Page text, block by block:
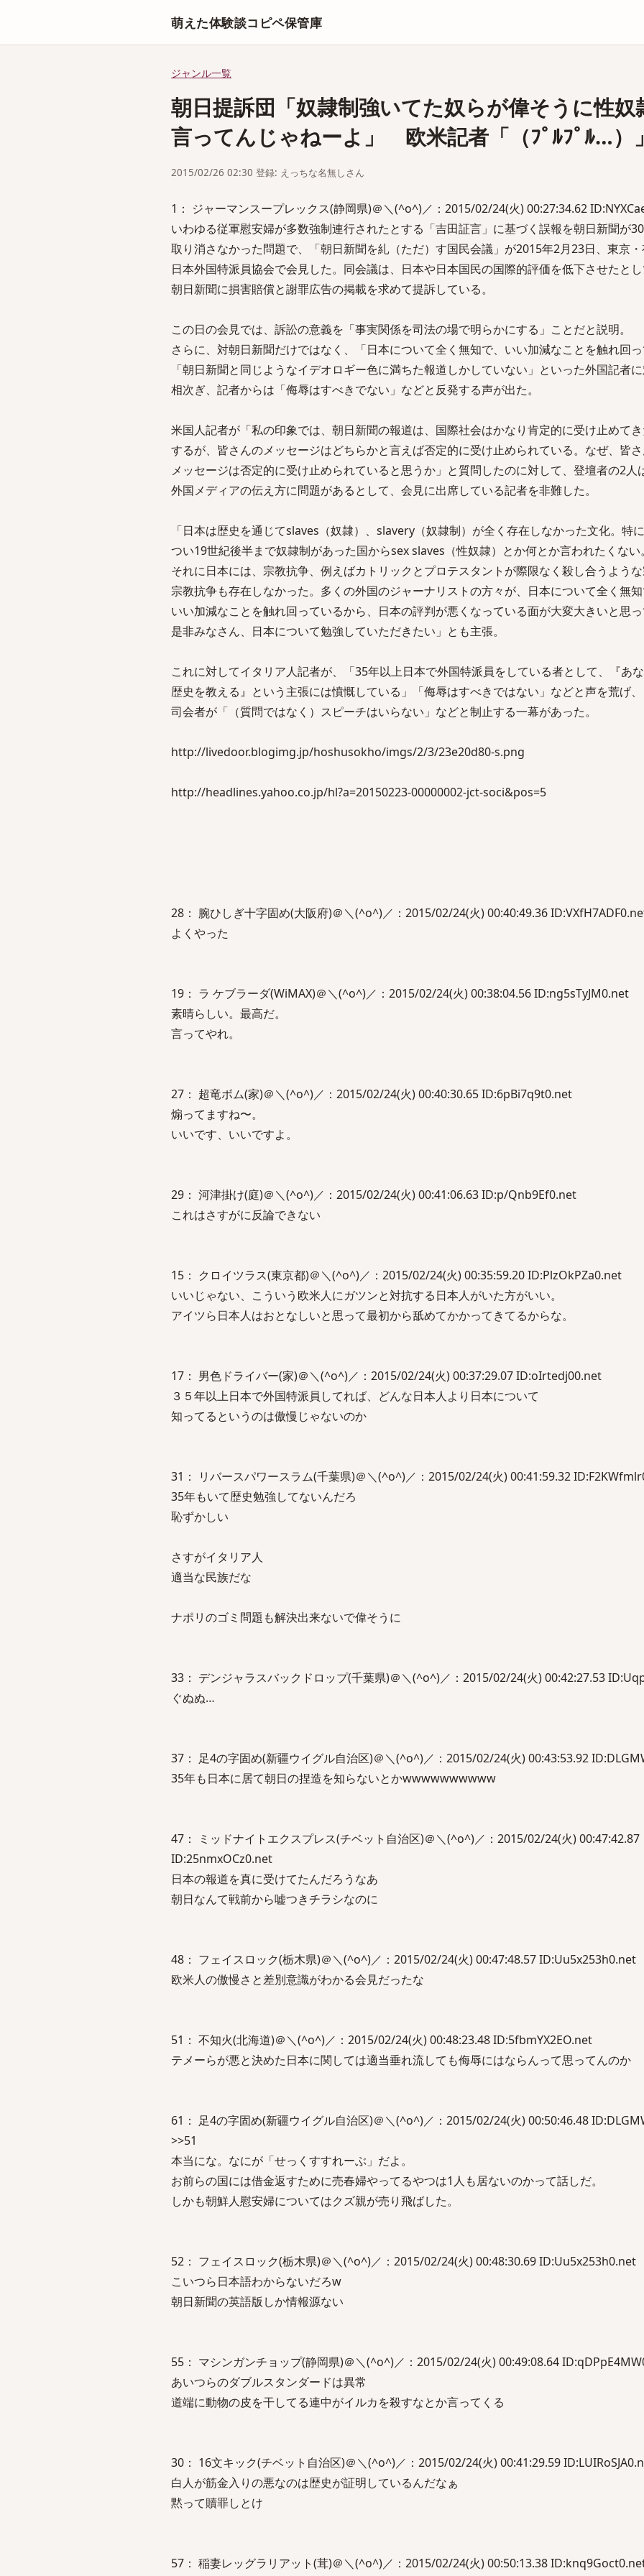
萌えた体験談コピペ保管庫
ジャンル一覧
朝日提訴団「奴隷制強いてた奴らが偉そうに性奴
言ってんじゃねーよ」 欧米記者「（ﾌﾟﾙﾌﾟﾙ…）
2015/02/26 02:30 登録: えっちな名無しさん
1： ジャーマンスープレックス(静岡県)＠＼(^o^)／：2015/02/24(火) 00:27:34.62
いわゆる従軍慰安婦が多数強制連行されたとする「吉田証言」に基づく誤報を朝日新聞が
取り消さなかった問題で、「朝日新聞を糺（ただ）す国民会議」が2015年2月23日、東京
日本外国特派員協会で会見した。同会議は、日本や日本国民の国際的評価を低下させたと
朝日新聞に損害賠償と謝罪広告の掲載を求めて提訴している。
この日の会見では、訴訟の意義を「事実関係を司法の場で明らかにする」ことだと説明。
さらに、対朝日新聞だけではなく、「日本について全く無知で、いい加減なことを触れ回
「朝日新聞と同じようなイデオロギー色に満ちた報道しかしていない」といった外国記者
相次ぎ、記者からは「侮辱はすべきでない」などと反発する声が出た。
米国人記者が「私の印象では、朝日新聞の報道は、国際社会はかなり肯定的に受け止めて
するが、皆さんのメッセージはどちらかと言えば否定的に受け止められている。なぜ、皆
メッセージは否定的に受け止められていると思うか」と質問したのに対して、登壇者の2人
外国メディアの伝え方に問題があるとして、会見に出席している記者を非難した。
「日本は歴史を通じてslaves（奴隷）、slavery（奴隷制）が全く存在しなかった文化。特
つい19世紀後半まで奴隷制があった国からsex slaves（性奴隷）とか何とか言われたくない
それに日本には、宗教抗争、例えばカトリックとプロテスタントが際限なく殺し合うよう
宗教抗争も存在しなかった。多くの外国のジャーナリストの方々が、日本について全く無
いい加減なことを触れ回っているから、日本の評判が悪くなっている面が大変大きいと思
是非みなさん、日本について勉強していただきたい」とも主張。
これに対してイタリア人記者が、「35年以上日本で外国特派員をしている者として、『あ
歴史を教える』という主張には憤慨している」「侮辱はすべきではない」などと声を荒げ、
司会者が「（質問ではなく）スピーチはいらない」などと制止する一幕があった。
http://livedoor.blogimg.jp/hoshusokho/imgs/2/3/23e20d80-s.png
http://headlines.yahoo.co.jp/hl?a=20150223-00000002-jct-soci&pos=5
28： 腕ひしぎ十字固め(大阪府)＠＼(^o^)／：2015/02/24(火) 00:40:49.36
よくやった
19： ラ ケブラーダ(WiMAX)＠＼(^o^)／：2015/02/24(火) 00:38:04.56 ID:ng5sTyJM0.net
素晴らしい。最高だ。
言ってやれ。
27： 超竜ボム(家)＠＼(^o^)／：2015/02/24(火) 00:40:30.65 ID:6pBi7q9t0.net
煽ってますね〜。
いいです、いいですよ。
29： 河津掛け(庭)＠＼(^o^)／：2015/02/24(火) 00:41:06.63 ID:p/Qnb9Ef0.net
これはさすがに反論できない
15： クロイツラス(東京都)＠＼(^o^)／：2015/02/24(火) 00:35:59.20 ID:PlzOkPZa0.net
いいじゃない、こういう欧米人にガツンと対抗する日本人がいた方がいい。
アイツら日本人はおとなしいと思って最初から舐めてかかってきてるからな。
17： 男色ドライバー(家)＠＼(^o^)／：2015/02/24(火) 00:37:29.07 ID:oIrtedj00.net
３５年以上日本で外国特派員してれば、どんな日本人より日本について
知ってるというのは傲慢じゃないのか
31： リバースパワースラム(千葉県)＠＼(^o^)／：2015/02/24(火) 00:41:59.32
35年もいて歴史勉強してないんだろ
恥ずかしい
さすがイタリア人
適当な民族だな
ナポリのゴミ問題も解決出来ないで偉そうに
33： デンジャラスバックドロップ(千葉県)＠＼(^o^)／：2015/02/24(火) 00:42:27.53
ぐぬぬ…
37： 足4の字固め(新疆ウイグル自治区)＠＼(^o^)／：2015/02/24(火) 00:43:53.92
35年も日本に居て朝日の捏造を知らないとかwwwwwwwwww
47： ミッドナイトエクスプレス(チベット自治区)＠＼(^o^)／：2015/02/24(火) 00:47:42.87
ID:25nmxOCz0.net
日本の報道を真に受けてたんだろうなあ
朝日なんて戦前から嘘つきチラシなのに
48： フェイスロック(栃木県)＠＼(^o^)／：2015/02/24(火) 00:47:48.57 ID:Uu5x253h0.net
欧米人の傲慢さと差別意識がわかる会見だったな
51： 不知火(北海道)＠＼(^o^)／：2015/02/24(火) 00:48:23.48 ID:5fbmYX2EO.net
テメーらが悪と決めた日本に関しては適当垂れ流しても侮辱にはならんって思ってんのか
61： 足4の字固め(新疆ウイグル自治区)＠＼(^o^)／：2015/02/24(火) 00:50:46.48
>>51
本当にな。なにが「せっくすすれーぶ」だよ。
お前らの国には借金返すために売春婦やってるやつは1人も居ないのかって話しだ。
しかも朝鮮人慰安婦についてはクズ親が売り飛ばした。
52： フェイスロック(栃木県)＠＼(^o^)／：2015/02/24(火) 00:48:30.69 ID:Uu5x253h0.net
こいつら日本語わからないだろw
朝日新聞の英語版しか情報源ない
55： マシンガンチョップ(静岡県)＠＼(^o^)／：2015/02/24(火) 00:49:08.64
あいつらのダブルスタンダードは異常
道端に動物の皮を干してる連中がイルカを殺すなとか言ってくる
30： 16文キック(チベット自治区)＠＼(^o^)／：2015/02/24(火) 00:41:29.59
白人が筋金入りの悪なのは歴史が証明しているんだなぁ
黙って贖罪しとけ
57： 稲妻レッグラリアット(茸)＠＼(^o^)／：2015/02/24(火) 00:50:13.38